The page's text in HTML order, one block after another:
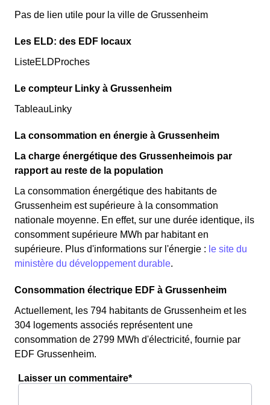
Pas de lien utile pour la ville de Grussenheim
Les ELD: des EDF locaux
ListeELDProches
Le compteur Linky à Grussenheim
TableauLinky
La consommation en énergie à Grussenheim
La charge énergétique des Grussenheimois par
rapport au reste de la population
La consommation énergétique des habitants de
Grussenheim est supérieure à la consommation
nationale moyenne. En effet, sur une durée identique, ils
consomment supérieure MWh par habitant en
supérieure. Plus d'informations sur l'énergie : le site du
ministère du développement durable.
Consommation électrique EDF à Grussenheim
Actuellement, les 794 habitants de Grussenheim et les
304 logements associés représentent une
consommation de 2799 MWh d'électricité, fournie par
EDF Grussenheim.
Laisser un commentaire*